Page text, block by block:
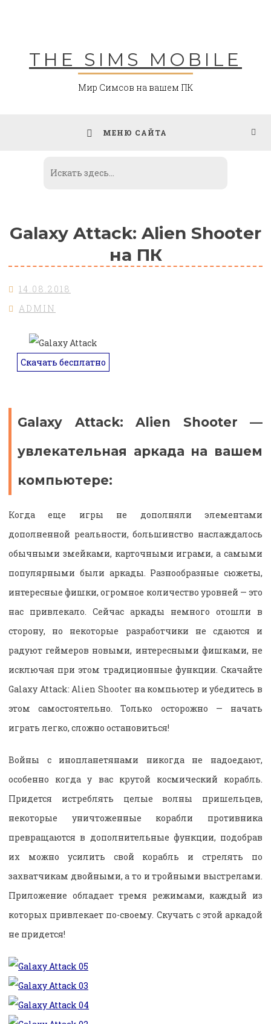
THE SIMS MOBILE
Мир Симсов на вашем ПК
МЕНЮ САЙТА
Galaxy Attack: Alien Shooter
на ПК
14.08.2018
ADMIN
Скачать бесплатно
Galaxy Attack: Alien Shooter —
увлекательная аркада на вашем
компьютере:
Когда еще игры не дополняли элементами
дополненной реальности, большинство наслаждалось
обычными змейками, карточными играми, а самыми
популярными были аркады. Разнообразные сюжеты,
интересные фишки, огромное количество уровней — это
нас привлекало. Сейчас аркады немного отошли в
сторону, но некоторые разработчики не сдаются и
радуют геймеров новыми, интересными фишками, не
исключая при этом традиционные функции. Скачайте
Galaxy Attack: Alien Shooter на компьютер и убедитесь в
этом самостоятельно. Только осторожно — начать
играть легко, сложно остановиться!
Войны с инопланетянами никогда не надоедают,
особенно когда у вас крутой космический корабль.
Придется истреблять целые волны пришельцев,
некоторые уничтоженные корабли противника
превращаются в дополнительные функции, подобрав
их можно усилить свой корабль и стрелять по
захватчикам двойными, а то и тройными выстрелами.
Приложение обладает тремя режимами, каждый из
которых привлекает по-своему. Скучать с этой аркадой
не придется!